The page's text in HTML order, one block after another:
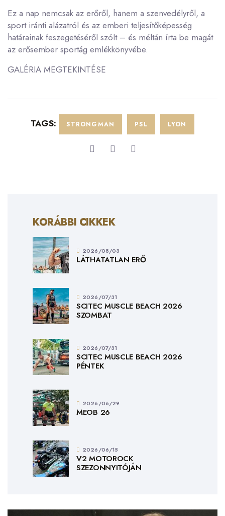
Ez a nap nemcsak az erőről, hanem a szenvedélyről, a
sport iránti alázatról és az emberi teljesítőképesség
határainak feszegetéséről szólt – és méltán írta be magát
az erősember sportág emlékkönyvébe.
GALÉRIA MEGTEKINTÉSE
TAGS: STRONGMAN PSL LYON
KORÁBBI CIKKEK
2026/08/03
LÁTHATATLAN ERŐ
2026/07/31
SCITEC MUSCLE BEACH 2026
SZOMBAT
2026/07/31
SCITEC MUSCLE BEACH 2026
PÉNTEK
2026/06/29
MEOB 26
2026/06/15
V2 MOTOROCK
SZEZONNYITÓJÁN